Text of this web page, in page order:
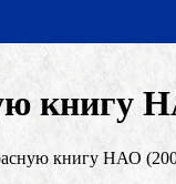
книгу
книгу НАО